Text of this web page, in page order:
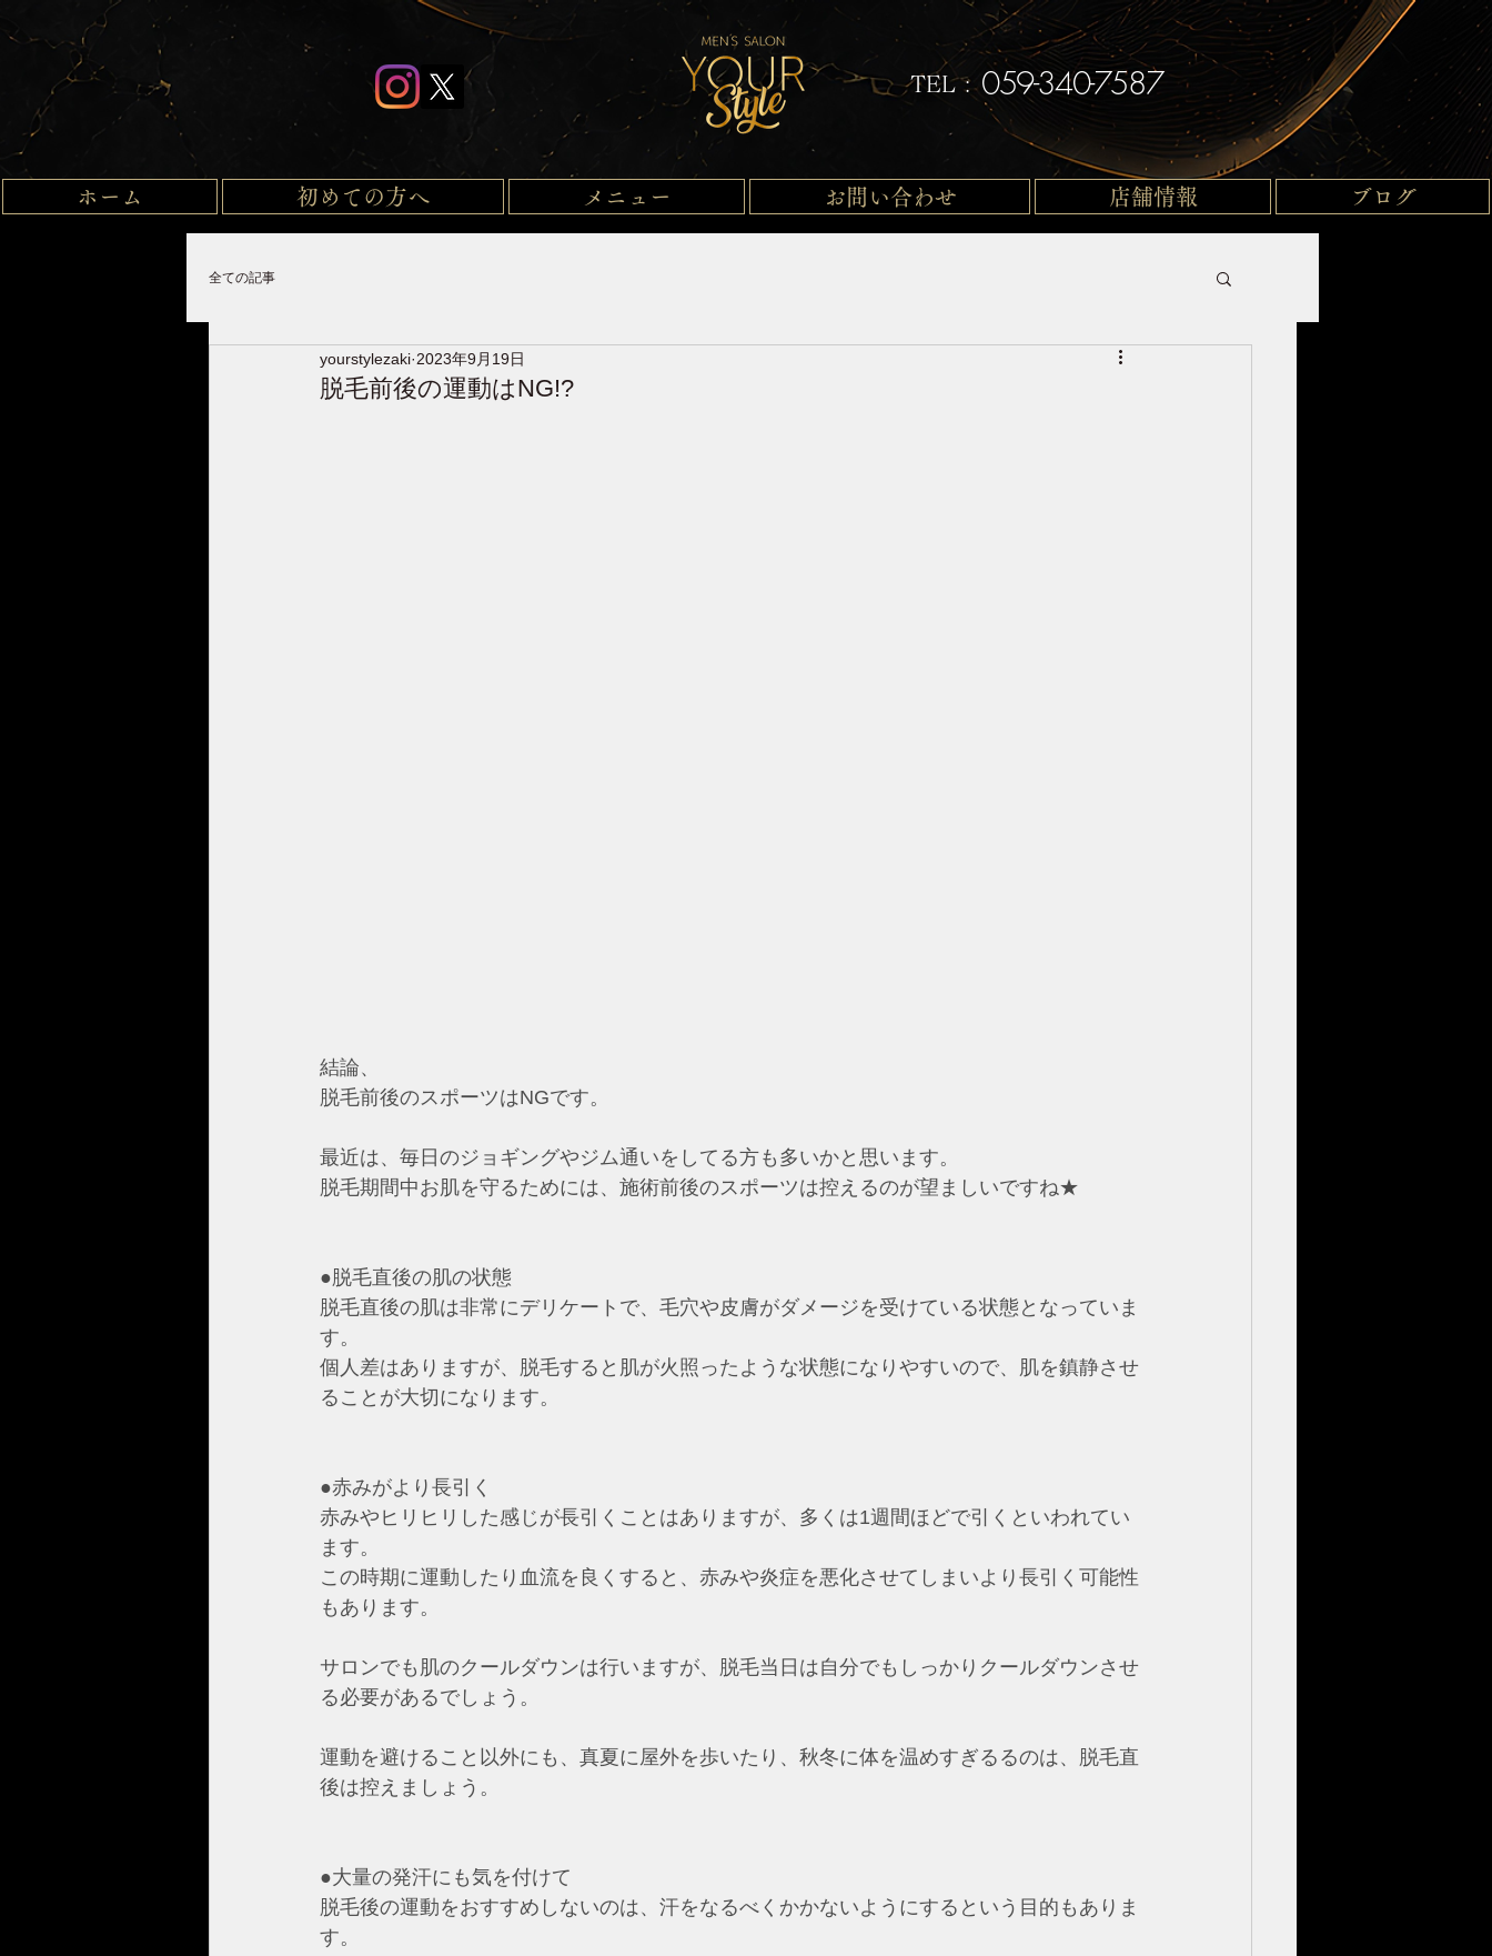
TEL : 059-340-7587
ホーム 初めての方へ メニュー お問い合わせ 店舗情報 ブログ
全ての記事
脱毛前後の運動はNG!?
yourstylezaki 2023年9月19日
結論、
脱毛前後のスポーツはNGです。
最近は、毎日のジョギングやジム通いをしてる方も多いかと思います。
脱毛期間中お肌を守るためには、施術前後のスポーツは控えるのが望ましいですね★
●脱毛直後の肌の状態
脱毛直後の肌は非常にデリケートで、毛穴や皮膚がダメージを受けている状態となっていま
す。
個人差はありますが、脱毛すると肌が火照ったような状態になりやすいので、肌を鎮静させ
ることが大切になります。
●赤みがより長引く
赤みやヒリヒリした感じが長引くことはありますが、多くは1週間ほどで引くといわれてい
ます。
この時期に運動したり血流を良くすると、赤みや炎症を悪化させてしまいより長引く可能性
もあります。
サロンでも肌のクールダウンは行いますが、脱毛当日は自分でもしっかりクールダウンさせ
る必要があるでしょう。
運動を避けること以外にも、真夏に屋外を歩いたり、秋冬に体を温めすぎるるのは、脱毛直
後は控えましょう。
●大量の発汗にも気を付けて
脱毛後の運動をおすすめしないのは、汗をなるべくかかないようにするという目的もありま
す。